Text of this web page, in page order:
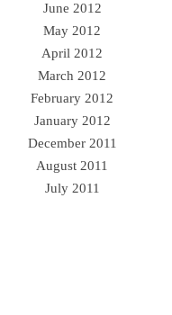
June 2012
May 2012
April 2012
March 2012
February 2012
January 2012
December 2011
August 2011
July 2011